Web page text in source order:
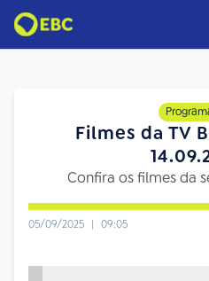
Filmes da TV
Confira os filmes da
05/09/2025 | 09:05